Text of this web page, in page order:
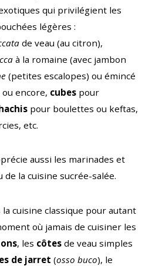
qui privilégient les
légères :
de veau (au citron),
à la romaine (avec jambon
(petites escalopes)ou émincé
encore, cubes pour
pour boulettes ou keftas,
etc.
aussi les marinades et
la cuisine sucrée-salée.
cuisine classique pour autant
où jamais de cuisiner les
, les côtes de veau simples
de jarret (osso buco), le